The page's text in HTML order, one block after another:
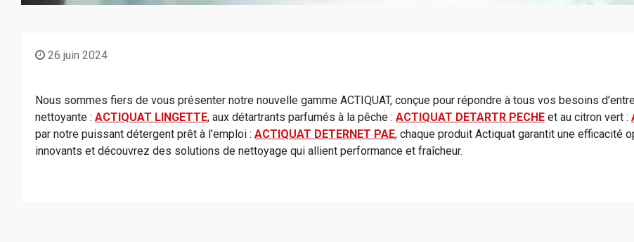
26 juin 2024
Nous sommes fiers de vous présenter notre nouvelle gamme ACTIQUAT, conçue pour répondre à tous vos besoins
nettoyante : ACTIQUAT LINGETTE, aux détartrants parfumés à la pêche : ACTIQUAT DETARTR PECHE et au citron vert :
par notre puissant détergent prêt à l'emploi : ACTIQUAT DETERNET PAE, chaque produit Actiquat garantit une efficacité
innovants et découvrez des solutions de nettoyage qui allient performance et fraîcheur.